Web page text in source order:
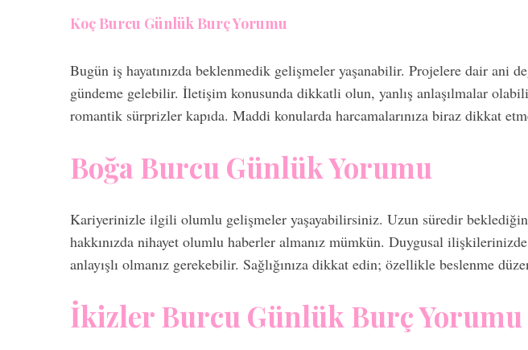
Koç Burcu Günlük Burç Yorumu
Bugün iş hayatınızda beklenmedik gelişmeler yaşanabilir. Projelere dair ani
gündeme gelebilir. İletişim konusunda dikkatli olun, yanlış anlaşılmalar
romantik sürprizler kapıda. Maddi konularda harcamalarınıza biraz dikkat
Boğa Burcu Günlük Yorumu
Kariyerinizle ilgili olumlu gelişmeler yaşayabilirsiniz. Uzun süredir
hakkınızda nihayet olumlu haberler almanız mümkün. Duygusal
anlayışlı olmanız gerekebilir. Sağlığınıza dikkat edin; özellikle beslenme
İkizler Burcu Günlük Burç Yorumu
a
r
c
o
r